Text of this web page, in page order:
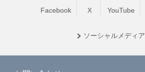
Facebook X YouTube
ソーシャル メディア